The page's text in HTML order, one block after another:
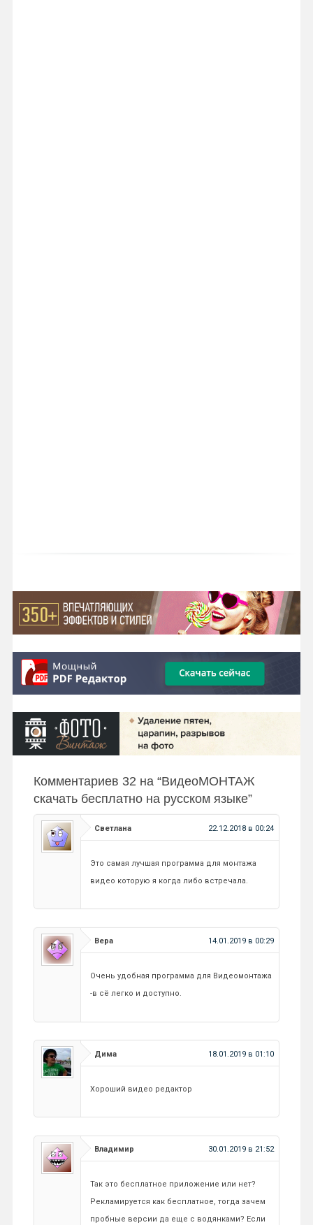
Комментариев 32 на “ВидеоМОНТАЖ
скачать бесплатно на русском языке”
Светлана 22.12.2018 в 00:24
Это самая лучшая программа для монтажа
видео которую я когда либо встречала.
Вера 14.01.2019 в 00:29
Очень удобная программа для Видеомонтажа
-в сё легко и доступно.
Дима 18.01.2019 в 01:10
Хороший видео редактор
Владимир 30.01.2019 в 21:52
Так это бесплатное приложение или нет?
Рекламируется как бесплатное, тогда зачем
пробные версии да еще с водянками? Если